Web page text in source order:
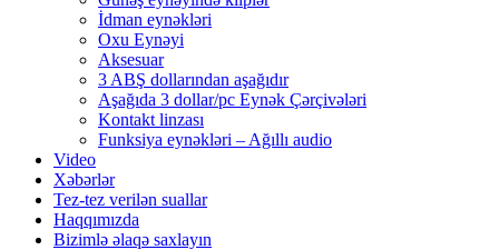
İdman eynəkləri
Oxu Eynəyi
Aksesuar
3 ABŞ dollarından aşağıdır
Aşağıda 3 dollar/pc Eynək Çərçivələri
Kontakt linzası
Funksiya eynəkləri – Ağıllı audio
Video
Xəbərlər
Tez-tez verilən suallar
Haqqımızda
Bizimlə əlaqə saxlayın